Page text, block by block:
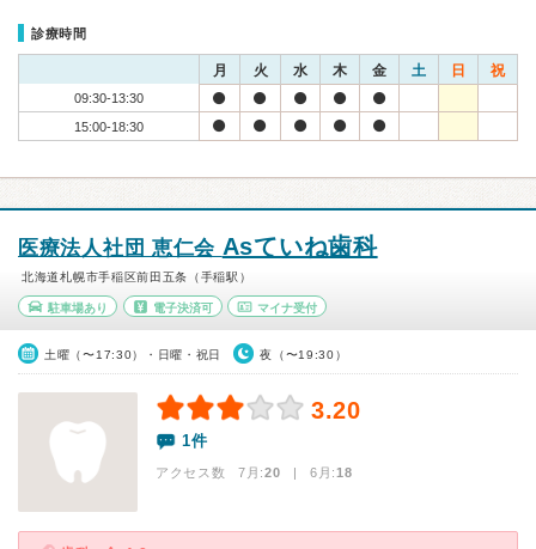
診療時間
月 火 水 木 金 土 日 祝
09:30-13:30
15:00-18:30
医療法人社団 恵仁会 Asていね歯科
北海道札幌市手稲区前田五条（手稲駅）
駐車場あり 電子決済可 マイナ受付
土曜（〜17:30）・日曜・祝日 夜（〜19:30）
3.20
1件
アクセス数 7月:20 | 6月:18